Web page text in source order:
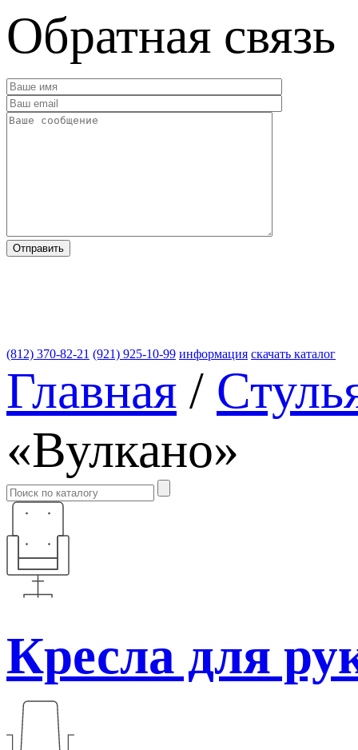
Обратная связь
(812) 370-82-21 (921) 925-10-99 информация скачать каталог
Главная /
«Вулкано»
Кресла для